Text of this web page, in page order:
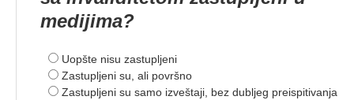
medijima?
Uopšte nisu zastupljeni
Zastupljeni su, ali površno
Zastupljeni su samo izveštaji, bez dubljeg preispitivanja